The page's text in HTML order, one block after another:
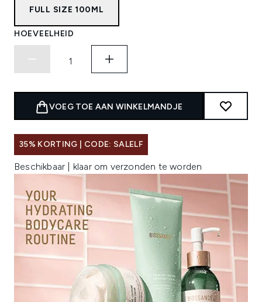
FULL SIZE 100ML
HOEVEELHEID
VOEG TOE AAN WINKELMANDJE
35% KORTING | CODE: SALELF
Beschikbaar | klaar om verzonden te worden